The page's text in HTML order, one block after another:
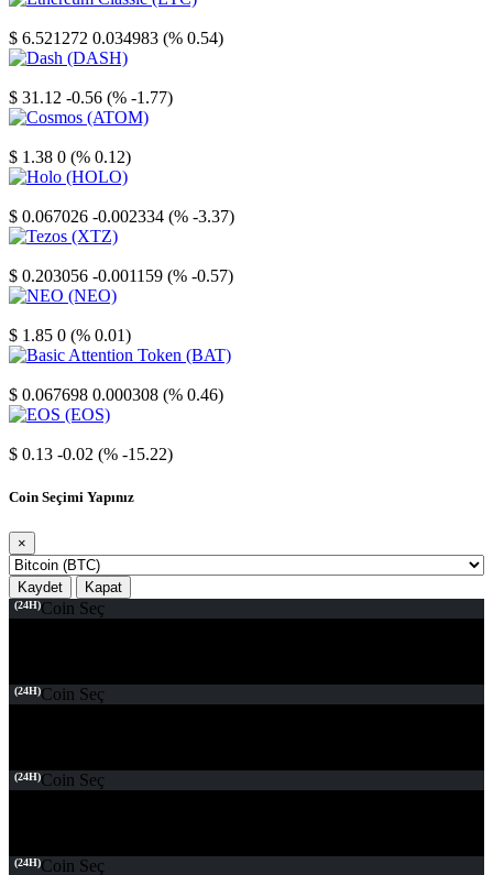
$ 6.521272 0.034983 (% 0.54)
$ 31.12 -0.56 (% -1.77)
$ 1.38 0 (% 0.12)
$ 0.067026 -0.002334 (% -3.37)
$ 0.203056 -0.001159 (% -0.57)
$ 1.85 0 (% 0.01)
$ 0.067698 0.000308 (% 0.46)
$ 0.13 -0.02 (% -15.22)
Coin Seçimi Yapınız
×
Kaydet Kapat
(24H)Coin Seç
(24H)Coin Seç
(24H)Coin Seç
(24H)Coin Seç